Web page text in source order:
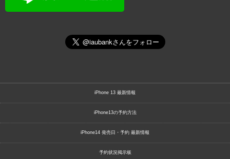
iPhone 13 最新情報
iPhone13の予約方法
iPhone14 発売日・予約 最新情報
予約状況掲示板